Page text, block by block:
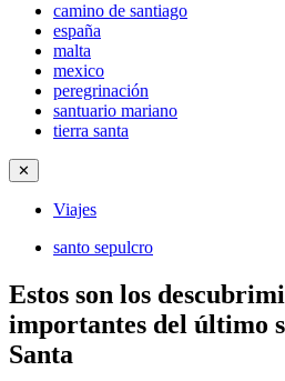
camino de santiago
españa
malta
mexico
peregrinación
santuario mariano
tierra santa
✕
Viajes
santo sepulcro
Estos son los
importantes del último
Santa